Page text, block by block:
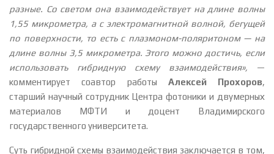
разные. Со светом она взаимодействует на длине волны
1,55 микрометра, а с электромагнитной волной, бегущей
по поверхности, то есть с плазмоном-поляритоном — на
длине волны 3,5 микрометра. Этого можно достичь, если
использовать гибридную схему взаимодействия», —
комментирует соавтор работы Алексей Прохоров,
старший научный сотрудник Центра фотоники и двумерных
материалов МФТИ и доцент Владимирского
государственного университета.
Суть гибридной схемы взаимодействия заключается в том,